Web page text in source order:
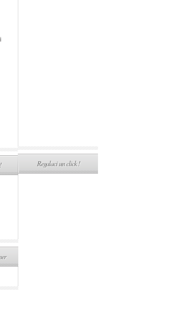
Regalaci un click !